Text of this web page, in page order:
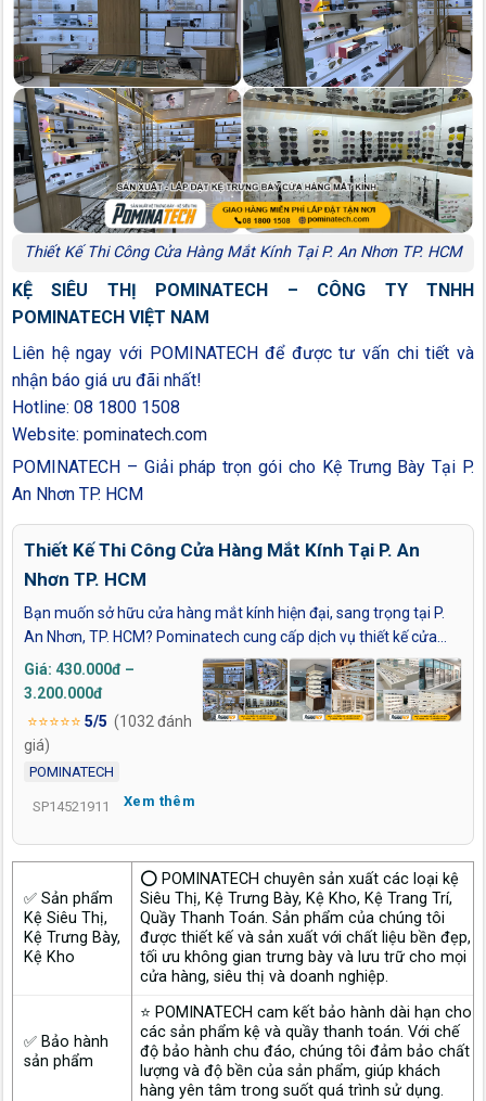
Thiết Kế Thi Công Cửa Hàng Mắt Kính Tại P. An Nhơn TP. HCM
KỆ SIÊU THỊ POMINATECH – CÔNG TY TNHH
POMINATECH VIỆT NAM
Liên hệ ngay với POMINATECH để được tư vấn chi tiết và
nhận báo giá ưu đãi nhất!
Hotline: 08 1800 1508
Website: pominatech.com
POMINATECH – Giải pháp trọn gói cho Kệ Trưng Bày Tại P.
An Nhơn TP. HCM
Thiết Kế Thi Công Cửa Hàng Mắt Kính Tại P. An
Nhơn TP. HCM
Bạn muốn sở hữu cửa hàng mắt kính hiện đại, sang trọng tại P.
An Nhơn, TP. HCM? Pominatech cung cấp dịch vụ thiết kế cửa
hàng mắt kính P. An Nhơn trọn gói, từ bản vẽ 2D–3D, sản xuất kệ
trưng bày đến thi công hoàn thiện ánh sáng và nội thất. Không
gian tối ưu thẩm mỹ, công năng và thương hiệu, giúp thu hút
khách ngay từ ngày khai trương. Liên hệ ngay để nhận bản vẽ 3D
miễn phí và báo giá ưu đãi hôm nay!
Giá: 430.000đ –
3.200.000đ
⭐⭐⭐⭐⭐ 5/5 (1032 đánh
giá)
POMINATECH
SP14521911 Xem thêm
✅ Sản phẩm
Kệ Siêu Thị,
Kệ Trưng Bày,
Kệ Kho
⭕ POMINATECH chuyên sản xuất các loại kệ
Siêu Thị, Kệ Trưng Bày, Kệ Kho, Kệ Trang Trí,
Quầy Thanh Toán. Sản phẩm của chúng tôi
được thiết kế và sản xuất với chất liệu bền đẹp,
tối ưu không gian trưng bày và lưu trữ cho mọi
cửa hàng, siêu thị và doanh nghiệp.
✅ Bảo hành
sản phẩm
⭐ POMINATECH cam kết bảo hành dài hạn cho
các sản phẩm kệ và quầy thanh toán. Với chế
độ bảo hành chu đáo, chúng tôi đảm bảo chất
lượng và độ bền của sản phẩm, giúp khách
hàng yên tâm trong suốt quá trình sử dụng.